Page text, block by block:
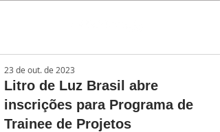
Litro de Luz Brasil abre
inscrições para Programa de
Trainee de Projetos
23 de out. de 2023